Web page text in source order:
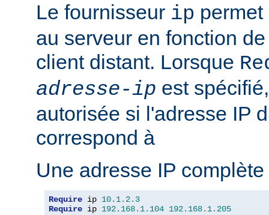
Le fournisseur ip
au serveur en fonction
client distant. Lorsque
adresse-ip est
autorisée si l'adresse IP
correspond à
Une adresse IP complète
Require ip 10.1. 2.3
Require ip 192.168. 1.104 192.168. 1.205